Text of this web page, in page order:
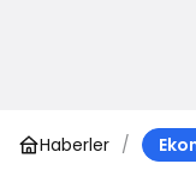
Haberler